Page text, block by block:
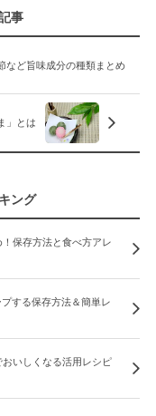
事
など旨味成分の種類まとめ
」とは
ング
保存方法と食べ方アレ
する保存方法＆簡単レ
いしくなる活用レシピ